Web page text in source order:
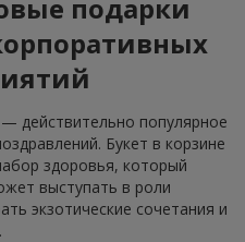
подарки
действительно популярное
Букет в корзине
здоровья, который
выступать в роли
экзотические сочетания и